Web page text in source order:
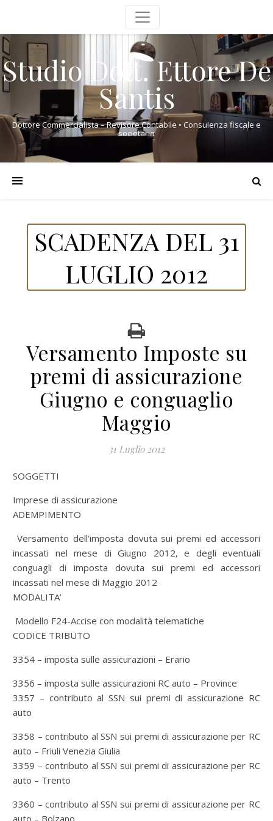
Studio Dott. Ettore De
Santis
Dottore Commercialista – Revisore Contabile • Consulenza fiscale e
societaria
SCADENZA DEL 31
LUGLIO 2012
Versamento Imposte su
premi di assicurazione
Giugno e conguaglio
Maggio
31 Luglio 2012
SOGGETTI
Imprese di assicurazione
ADEMPIMENTO
Versamento dell’imposta dovuta sui premi ed accessori
incassati nel mese di Giugno 2012, e degli eventuali
conguagli di imposta dovuta sui premi ed accessori
incassati nel mese di Maggio 2012
MODALITA’
Modello F24-Accise con modalità telematiche
CODICE TRIBUTO
3354 – imposta sulle assicurazioni – Erario
3356 – imposta sulle assicurazioni RC auto – Province
3357 – contributo al SSN sui premi di assicurazione RC
auto
3358 – contributo al SSN sui premi di assicurazione per RC
auto – Friuli Venezia Giulia
3359 – contributo al SSN sui premi di assicurazione per RC
auto – Trento
3360 – contributo al SSN sui premi di assicurazione per RC
auto – Bolzano